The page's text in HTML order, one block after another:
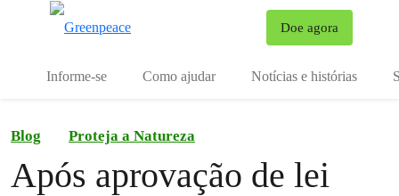
Doe agora
Informe-se Como ajudar Notícias e histórias
Blog Proteja a Natureza
Após aprovação de lei